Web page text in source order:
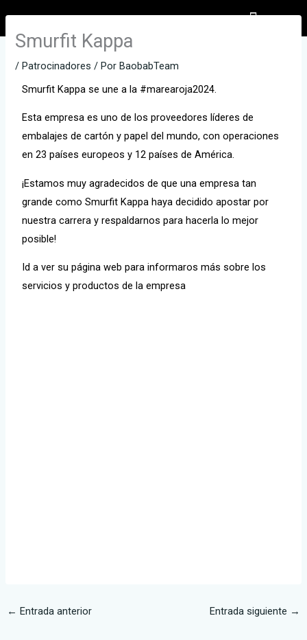
contenido
Smurfit Kappa
/Patrocinadores / PorBaobabTeam
Smurfit Kappa se une a la #marearoja2024.
Esta empresa es uno de los proveedores líderes de
embalajes de cartón y papel del mundo, con operaciones
en 23 países europeos y 12 países de América.
¡Estamos muy agradecidos de que una empresa tan
grande como Smurfit Kappa haya decidido apostar por
nuestra carrera y respaldarnos para hacerla lo mejor
posible!
Id a ver su página web para informaros más sobre los
servicios y productos de la empresa
← Entrada anterior Entrada siguiente →